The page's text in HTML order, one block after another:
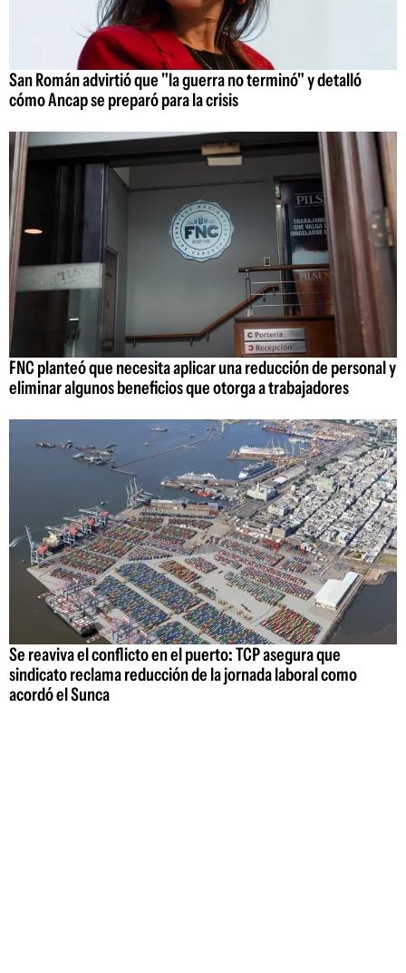
San Román advirtió que "la guerra no terminó" y detalló
cómo Ancap se preparó para la crisis
FNC planteó que necesita aplicar una reducción de personal y
eliminar algunos beneficios que otorga a trabajadores
Se reaviva el conflicto en el puerto: TCP asegura que
sindicato reclama reducción de la jornada laboral como
acordó el Sunca